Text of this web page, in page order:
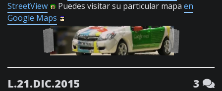
StreetView
Puedes visitar su particular mapa en
Google Maps
L.21.DIC.2015 3